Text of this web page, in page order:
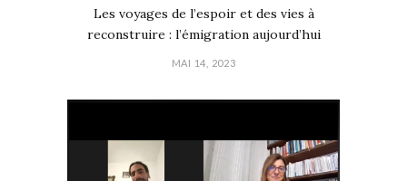
Les voyages de l’espoir et des vies à
reconstruire : l’émigration aujourd’hui
MAI 14, 2023